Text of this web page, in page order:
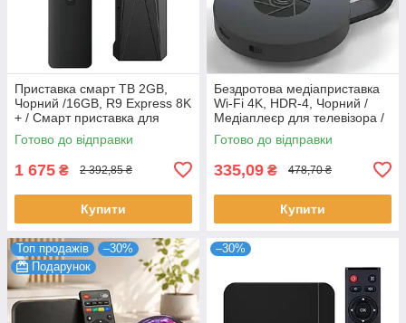
Приставка смарт ТВ 2GB,
Чорний /16GB, R9 Express 8K
+ / Смарт приставка для
телевізора / ТВ приставка /
Андроїд ТВ
Готово до відправки
1 675 ₴ 2 392,85 ₴
Купити
Бездротова медіаприставка
Wi-Fi 4K, HDR-4, Чорний /
Медіаплеєр для телевізора /
Медіа приставка к телевізору
Готово до відправки
335,09 ₴ 478,70 ₴
Купити
Топ продажів
–30%
Подарунок
–30%